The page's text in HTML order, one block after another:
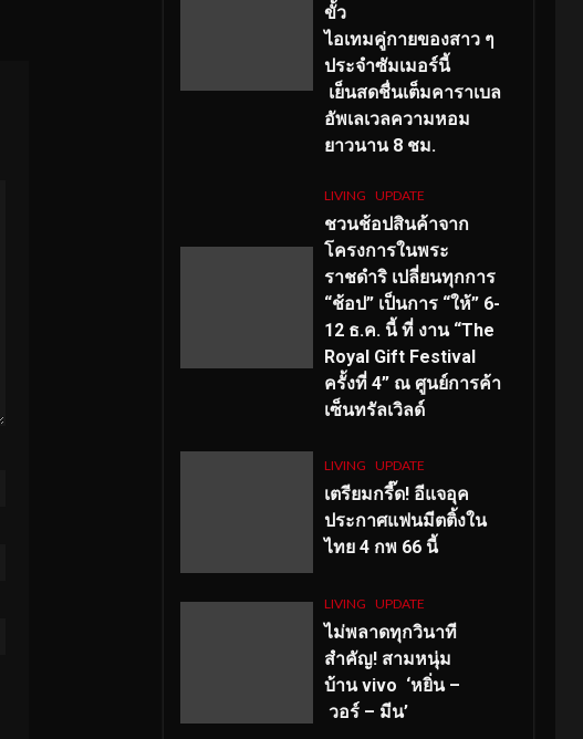
ขั้ว
ไอเทมคู่กายของสาว ๆ
ประจำซัมเมอร์นี้
เย็นสดชื่นเต็มคาราเบล
อัพเลเวลความหอม
ยาวนาน 8 ชม.
LIVING UPDATE
ชวนช้อปสินค้าจาก
โครงการในพระ
ราชดำริ เปลี่ยนทุกการ
“ช้อป” เป็นการ “ให้” 6-
12 ธ.ค. นี้ ที่ งาน “The
Royal Gift Festival
ครั้งที่ 4” ณ ศูนย์การค้า
เซ็นทรัลเวิลด์
LIVING UPDATE
เตรียมกรี๊ด! อีแจอุค
ประกาศแฟนมีตติ้งใน
ไทย 4 กพ 66 นี้
LIVING UPDATE
ไม่พลาดทุกวินาที
สำคัญ! สามหนุ่ม
บ้าน vivo ‘หยิ่น –
วอร์ – มีน’